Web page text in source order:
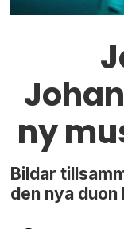
ny
Bildar
den nya duon